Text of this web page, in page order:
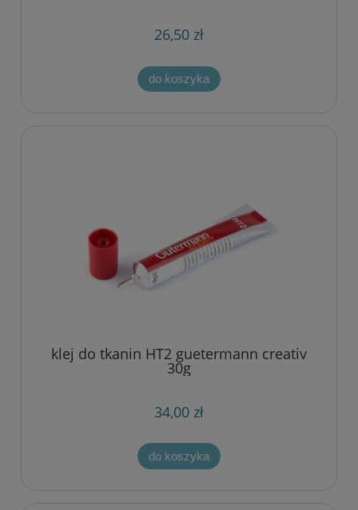
26,50 zł
do koszyka
klej do tkanin HT2 guetermann creativ
30g
34,00 zł
do koszyka